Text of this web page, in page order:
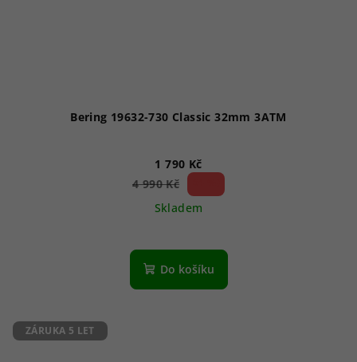
Bering 19632-730 Classic 32mm 3ATM
1 790 Kč
4 990 Kč
Skladem
Do košíku
ZÁRUKA 5 LET